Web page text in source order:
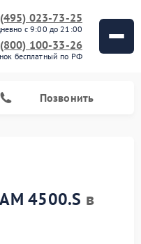
023-73-25
с 9:00 до 21:00
100-33-26
бесплатный по РФ
Позвонить
4500.S в